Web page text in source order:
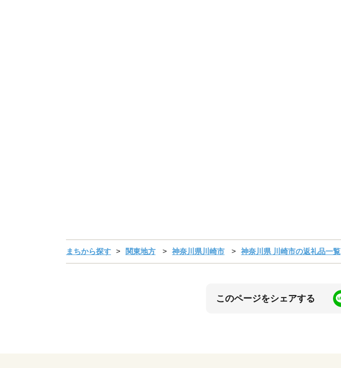
まちから探す 関東地方 神奈川県川崎市 神奈川県 川崎市の返礼品一覧
このページをシェアする